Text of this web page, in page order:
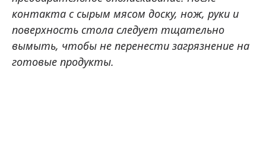
контакта с сырым мясом доску, нож, руки и
поверхность стола следует тщательно
вымыть, чтобы не перенести загрязнение на
готовые продукты.